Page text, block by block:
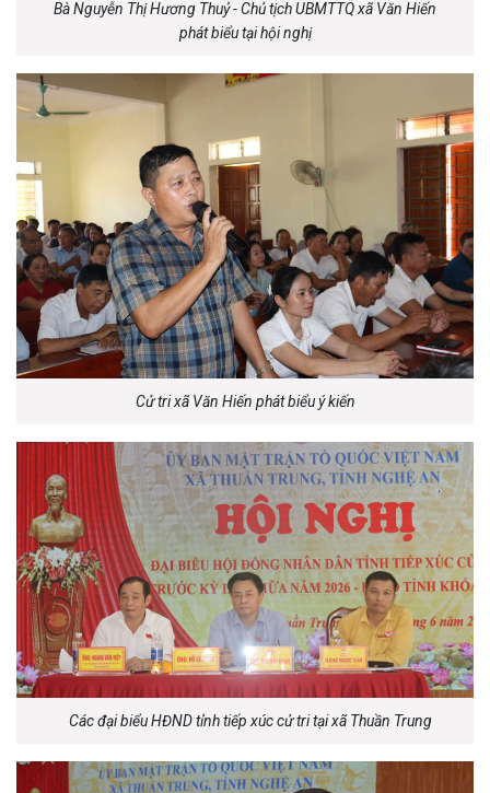
Bà Nguyễn Thị Hương Thuỷ - Chủ tịch UBMTTQ xã Văn Hiến
phát biểu tại hội nghị
Cử tri xã Văn Hiến phát biểu ý kiến
Các đại biểu HĐND tỉnh tiếp xúc cử tri tại xã Thuần Trung